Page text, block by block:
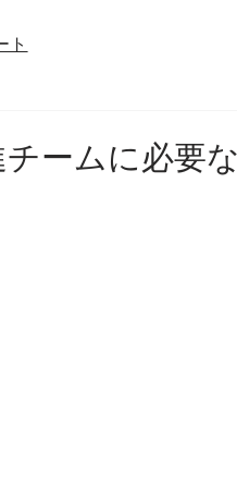
ト
ームに必要